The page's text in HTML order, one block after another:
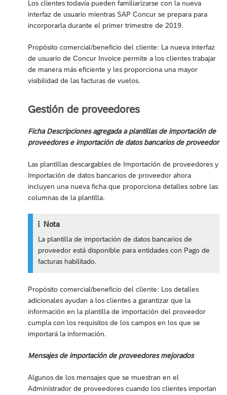
Los clientes todavía pueden familiarizarse con la nueva
interfaz de usuario mientras SAP Concur se prepara para
incorporarla durante el primer trimestre de 2019.
Propósito comercial/beneficio del cliente: La nueva interfaz
de usuario de Concur Invoice permite a los clientes trabajar
de manera más eficiente y les proporciona una mayor
visibilidad de las facturas de vuelos.
Gestión de proveedores
Ficha Descripciones agregada a plantillas de importación de
proveedores e importación de datos bancarios de proveedor
Las plantillas descargables de Importación de proveedores y
Importación de datos bancarios de proveedor ahora
incluyen una nueva ficha que proporciona detalles sobre las
columnas de la plantilla.
Nota
La plantilla de importación de datos bancarios de
proveedor está disponible para entidades con Pago de
facturas habilitado.
Propósito comercial/beneficio del cliente: Los detalles
adicionales ayudan a los clientes a garantizar que la
información en la plantilla de importación del proveedor
cumpla con los requisitos de los campos en los que se
importará la información.
Mensajes de importación de proveedores mejorados
Algunos de los mensajes que se muestran en el
Administrador de proveedores cuando los clientes importan